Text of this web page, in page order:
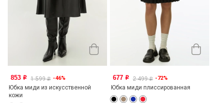
853 o 1 599o -46%
Юбка миди из искусственной
кожи
677 o 2 499o -72%
Юбка миди плиссированная